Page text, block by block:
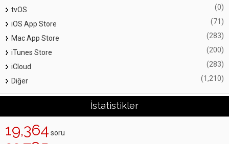
tvOS (0)
iOS App Store (71)
Mac App Store (283)
iTunes Store (200)
iCloud (283)
Diğer (1,210)
İstatistikler
19,364 soru